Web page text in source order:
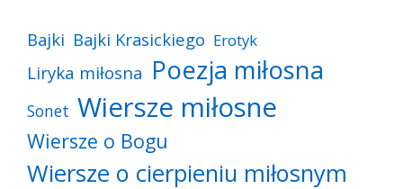
Bajki Bajki Krasickiego Erotyk
Liryka miłosna Poezja miłosna
Sonet Wiersze miłosne
Wiersze o Bogu
Wiersze o cierpieniu miłosnym